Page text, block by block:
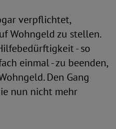
verpflichtet,
Wohngeld zu stellen.
- so
einmal - zu beenden,
Den Gang
nun nicht mehr